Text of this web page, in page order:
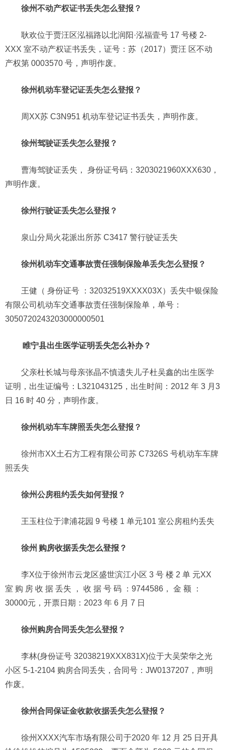
徐州不动产权证书丢失怎么登报？
耿欢位于贾汪区泓福路以北润阳·泓福壹号 17 号楼 2-
XXX 室不动产权证书丢失，证号：苏（2017）贾汪 区不动
产权第 0003570 号，声明作废。
徐州机动车登记证丢失怎么登报？
周XX苏 C3N951 机动车登记证书丢失，声明作废。
徐州驾驶证丢失怎么登报？
曹海驾驶证丢失， 身份证号码：3203021960XXX630，
声明作废。
徐州行驶证丢失怎么登报？
泉山分局火花派出所苏 C3417 警行驶证丢失
徐州机动车交通事故责任强制保险单丢失怎么登报？
王健（ 身份证号 ：32032519XXXX03X）丢失中银保险
有限公司机动车交通事故责任强制保险单，单号：
3050720243203000000501
睢宁县出生医学证明丢失怎么补办？
父亲杜长城与母亲张晶不慎遗失儿子杜吴鑫的出生医学
证明，出生证编号：L321043125，出生时间：2012 年 3 月3
日 16 时 40 分，声明作废。
徐州机动车车牌照丢失怎么登报？
徐州市XX土石方工程有限公司苏 C7326S 号机动车车牌
照丢失
徐州公房租约丢失如何登报？
王玉柱位于津浦花园 9 号楼 1 单元101 室公房租约丢失
徐州 购房收据丢失怎么登报？
李X位于徐州市云龙区盛世滨江小区 3 号 楼 2 单 元XX
室 购 房 收 据 丢失 ， 收 据 号 码 ：9744586， 金 额 ：
30000元，开票日期：2023 年 6 月 7 日
徐州购房合同丢失怎么登报？
李林(身份证号 32038219XXX831X)位于大吴荣华之光
小区 5-1-2104 购房合同丢失，合同号：JW0137207，声明
作废。
徐州合同保证金收款收据丢失怎么登报？
徐州XXXX汽车市场有限公司于2020 年 12 月 25 日开具